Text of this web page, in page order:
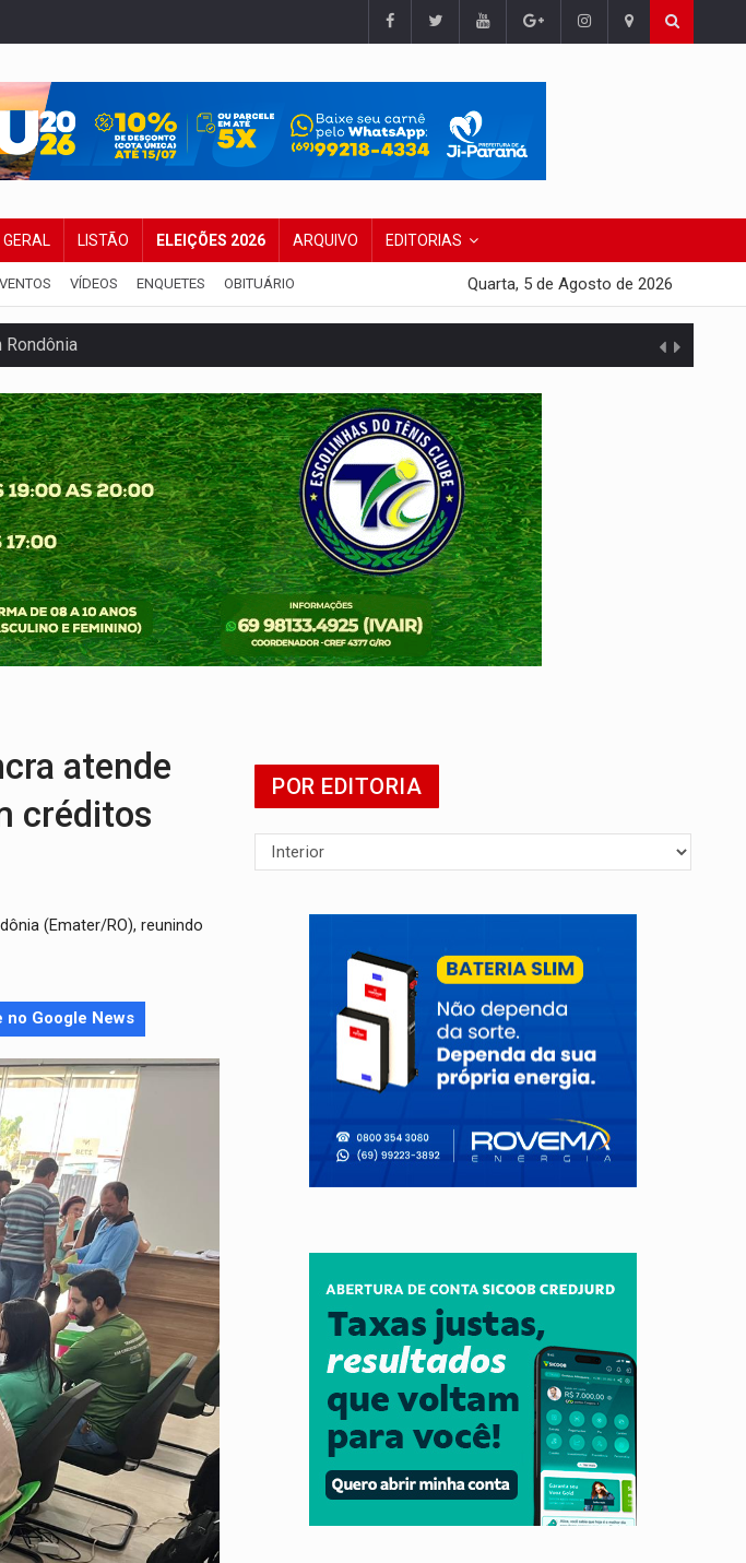
GERAL LISTÃO ELEIÇÕES 2026 ARQUIVO EDITORIAS
VÍDEOS ENQUETES OBITUÁRIO Quarta, 5 de Agosto de 2026
e casas por R$ 300 em RO
sábado em PVH
carreta
escala
atende
créditos
(Emater/RO), reunindo
no Google News
POR EDITORIA